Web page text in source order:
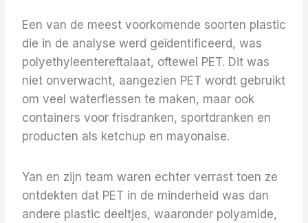
Een van de meest voorkomende soorten plastic
die in de analyse werd geïdentificeerd, was
polyethyleentereftalaat, oftewel PET. Dit was
niet onverwacht, aangezien PET wordt gebruikt
om veel waterflessen te maken, maar ook
containers voor frisdranken, sportdranken en
producten als ketchup en mayonaise.
Yan en zijn team waren echter verrast toen ze
ontdekten dat PET in de minderheid was dan
andere plastic deeltjes, waaronder polyamide,